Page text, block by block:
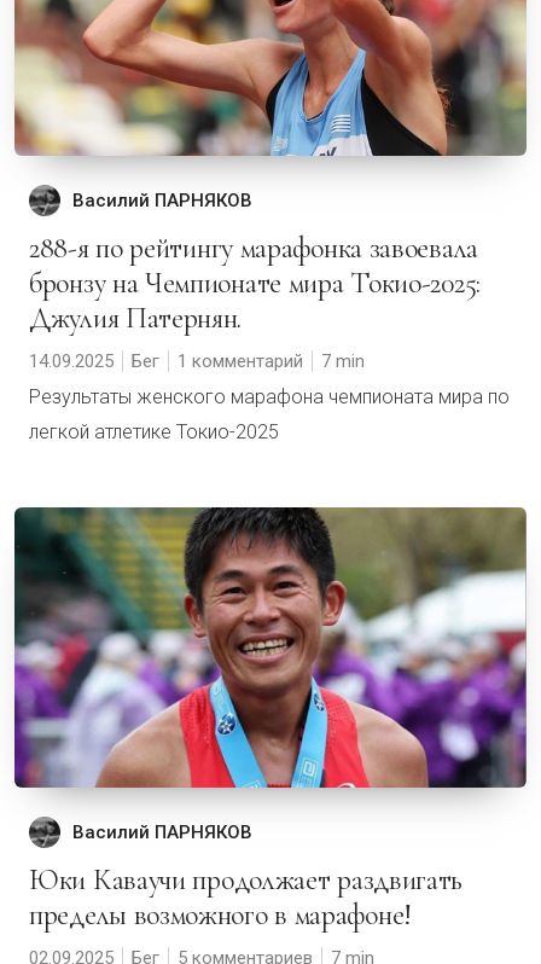
Василий ПАРНЯКОВ
288-я по рейтингу марафонка завоевала
бронзу на Чемпионате мира Токио-2025:
Джулия Патернян.
14.09.2025 Бег 1 комментарий 7
Результаты женского марафона чемпионата мира по
легкой атлетике Токио-2025
Василий ПАРНЯКОВ
Юки Каваучи продолжает раздвигать
пределы возможного в марафоне!
02.09.2025 Бег 5 комментариев 7